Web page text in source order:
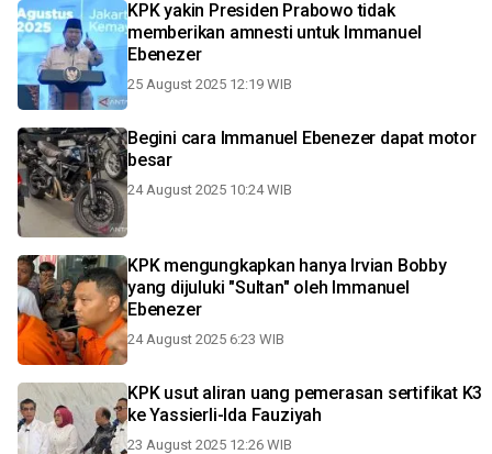
KPK yakin Presiden Prabowo tidak
memberikan amnesti untuk Immanuel
Ebenezer
25 August 2025 12:19 WIB
Begini cara Immanuel Ebenezer dapat motor
besar
24 August 2025 10:24 WIB
KPK mengungkapkan hanya Irvian Bobby
yang dijuluki "Sultan" oleh Immanuel
Ebenezer
24 August 2025 6:23 WIB
KPK usut aliran uang pemerasan sertifikat K3
ke Yassierli-Ida Fauziyah
23 August 2025 12:26 WIB